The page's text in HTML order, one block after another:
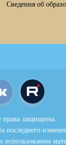
Сведения об
права защищены.
последнего
использовании